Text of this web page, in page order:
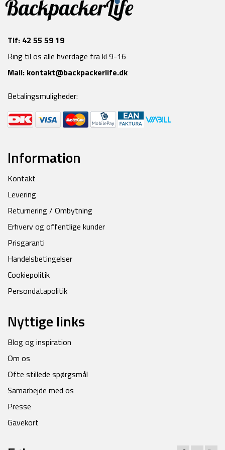
Tlf: 42 55 59 19
Ring til os alle hverdage fra kl 9-16
Mail: kontakt@backpackerlife.dk
Betalingsmuligheder:
Information
Kontakt
Levering
Returnering / Ombytning
Erhverv og offentlige kunder
Prisgaranti
Handelsbetingelser
Cookiepolitik
Persondatapolitik
Nyttige links
Blog og inspiration
Om os
Ofte stillede spørgsmål
Samarbejde med os
Presse
Gavekort